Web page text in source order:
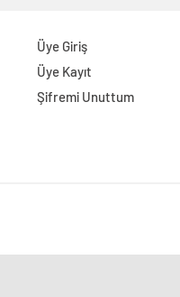
Üye Giriş
Üye Kayıt
Şifremi Unuttum